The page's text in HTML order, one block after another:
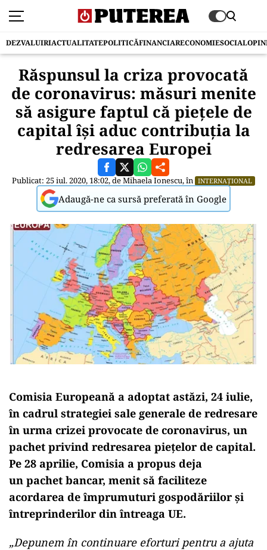
DEZVALUIRIACTUALITATEPOLITICĂFINANCIARECONOMIESOCIAL
Răspunsul la criza provocată
de coronavirus: măsuri menite
să asigure faptul că piețele de
capital își aduc contribuția la
redresarea Europei
Publicat: 25 iul. 2020, 18:02, deMihaela Ionescu, în INTERNAȚIONAL
Adaugă-ne ca sursă preferată în Google
Comisia Europeană a adoptat astăzi, 24 iulie,
în cadrul strategiei sale generale de redresare
în urma crizei provocate de coronavirus, un
pachet privind redresarea piețelor de capital.
Pe 28 aprilie, Comisia a propus deja
un pachet bancar, menit să faciliteze
acordarea de împrumuturi gospodăriilor și
întreprinderilor din întreaga UE.
„Depunem în continuare eforturi pentru a ajuta